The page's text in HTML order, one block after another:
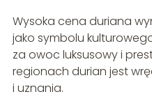
Wysoka cena duriana
jako symbolu
za owoc luksusowy i
regionach durian jest
i uznania.